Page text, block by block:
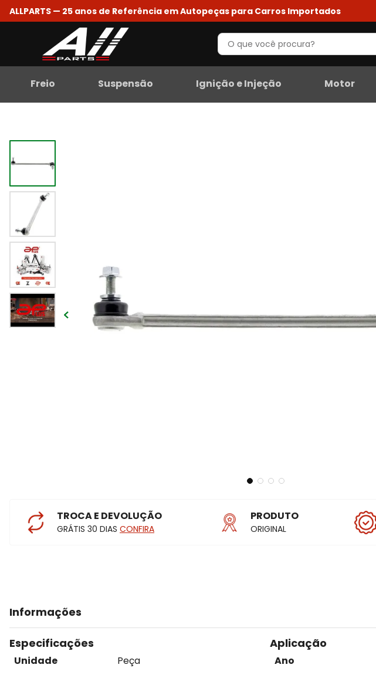
ALLPARTS — 25 anos de Referência em Autopeças para Carros Importados
Freio Suspensão Ignição e Injeção Motor
TROCA E DEVOLUÇÃO
GRÁTIS 30 DIAS CONFIRA
PRODUTO
ORIGINAL
Informações
Especificações
Unidade
Peça
Aplicação
Ano